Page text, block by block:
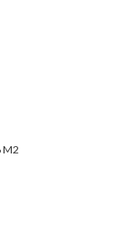
M2